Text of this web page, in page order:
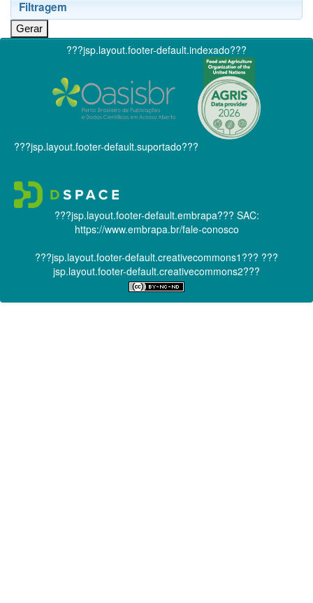
Filtragem
???jsp.layout.footer-default.indexado???
???jsp.layout.footer-default.suportado???
???jsp.layout.footer-default.embrapa??? SAC:
https://www.embrapa.br/fale-conosco
???jsp.layout.footer-default.creativecommons1??? ???
jsp.layout.footer-default.creativecommons2???